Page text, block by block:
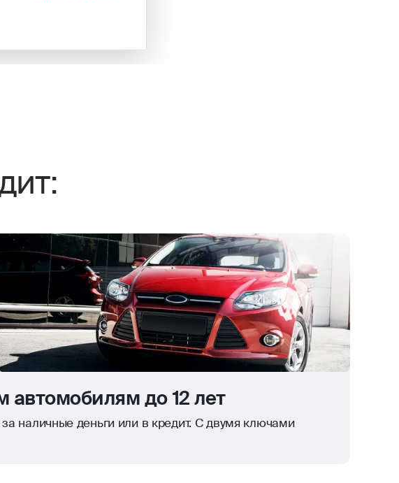
автомобилям до 12 лет
наличные деньги или в кредит. С двумя ключами